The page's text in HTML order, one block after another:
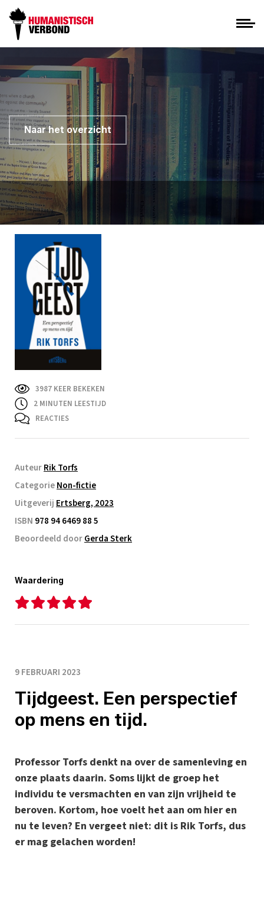
Naar het overzicht
3987 KEER BEKEKEN
2 MINUTEN LEESTIJD
REACTIES
AuteurRik Torfs
CategorieNon-fictie
Uitgeverij Ertsberg, 2023
ISBN 978 94 6469 88 5
Beoordeeld doorGerda Sterk
Waardering
9 FEBRUARI 2023
Tijdgeest. Een perspectief
op mens en tijd.
Professor Torfs denkt na over de samenleving en
onze plaats daarin. Soms lijkt de groep het
individu te versmachten en van zijn vrijheid te
beroven. Kortom, hoe voelt het aan om hier en
nu te leven? En vergeet niet: dit is Rik Torfs, dus
er mag gelachen worden!